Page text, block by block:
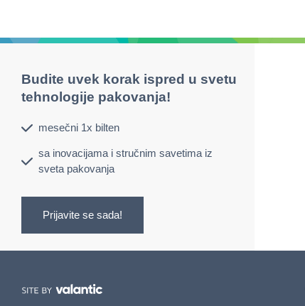
Budite uvek korak ispred u svetu
tehnologije pakovanja!
mesečni 1x bilten
sa inovacijama i stručnim savetima iz
sveta pakovanja
Prijavite se sada!